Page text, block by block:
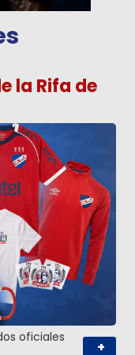
la Rifa de
oficiales
+